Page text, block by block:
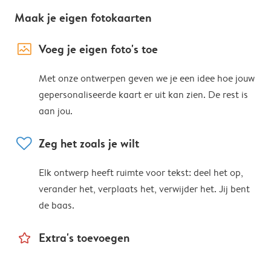
Maak je eigen fotokaarten
image_placeholder Voeg je eigen foto's toe
Met onze ontwerpen geven we je een idee hoe jouw
gepersonaliseerde kaart er uit kan zien. De rest is
aan jou.
heart Zeg het zoals je wilt
Elk ontwerp heeft ruimte voor tekst: deel het op,
verander het, verplaats het, verwijder het. Jij bent
de baas.
star_outline Extra's toevoegen